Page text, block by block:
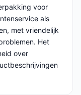
voor
als
met vriendelijk
Het
over